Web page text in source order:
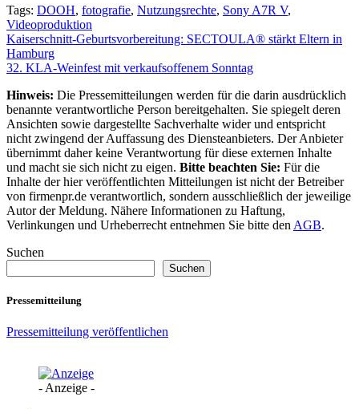
Tags: DOOH, fotografie, Nutzungsrechte, Sony A7R V,
Videoproduktion
Beitragsnavigation
Kaiserschnitt-Geburtsvorbereitung: SECTOULA® stärkt Eltern in
Hamburg
32. KLA-Weinfest mit verkaufsoffenem Sonntag
Hinweis: Die Pressemitteilungen werden für die darin ausdrücklich
benannte verantwortliche Person bereitgehalten. Sie spiegelt deren
Ansichten sowie dargestellte Sachverhalte wider und entspricht
nicht zwingend der Auffassung des Diensteanbieters. Der Anbieter
übernimmt daher keine Verantwortung für diese externen Inhalte
und macht sie sich nicht zu eigen. Bitte beachten Sie: Für die
Inhalte der hier veröffentlichten Mitteilungen ist nicht der Betreiber
von firmenpr.de verantwortlich, sondern ausschließlich der jeweilige
Autor der Meldung. Nähere Informationen zu Haftung,
Verlinkungen und Urheberrecht entnehmen Sie bitte den AGB.
Suchen
Suchen
Pressemitteilung
Pressemitteilung veröffentlichen
- Anzeige -